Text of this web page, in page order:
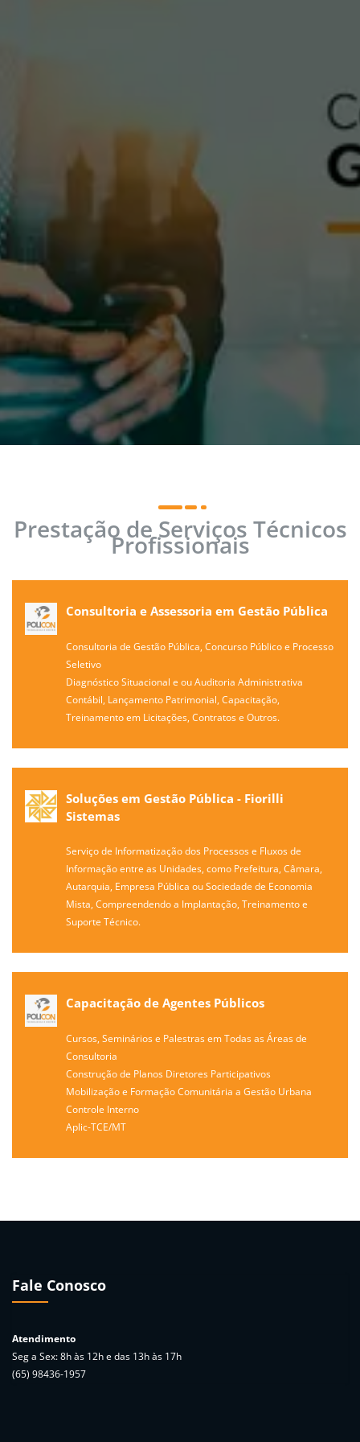
Prestação de Serviços Técnicos
Profissionais
Consultoria e Assessoria em Gestão Pública
Consultoria de Gestão Pública, Concurso Público e Processo
Seletivo
Diagnóstico Situacional e ou Auditoria Administrativa
Contábil, Lançamento Patrimonial, Capacitação,
Treinamento em Licitações, Contratos e Outros.
Soluções em Gestão Pública - Fiorilli
Sistemas
Serviço de Informatização dos Processos e Fluxos de
Informação entre as Unidades, como Prefeitura, Câmara,
Autarquia, Empresa Pública ou Sociedade de Economia
Mista, Compreendendo a Implantação, Treinamento e
Suporte Técnico.
Capacitação de Agentes Públicos
Cursos, Seminários e Palestras em Todas as Áreas de
Consultoria
Construção de Planos Diretores Participativos
Mobilização e Formação Comunitária a Gestão Urbana
Controle Interno
Aplic-TCE/MT
Fale Conosco
Atendimento
Seg a Sex: 8h às 12h e das 13h às 17h
(65) 98436-1957
Esses cookies
não são
para o
do site.